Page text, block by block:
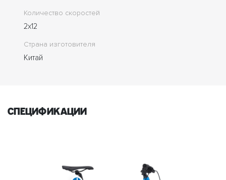
Количество скоростей
2x12
Страна изготовителя
Китай
спецификации